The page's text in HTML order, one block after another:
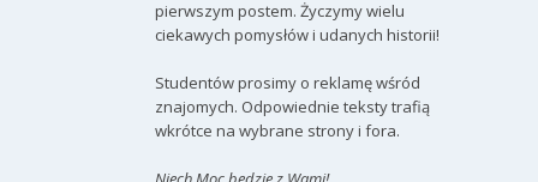
pierwszym postem. Życzymy wielu
ciekawych pomysłów i udanych historii!
Studentów prosimy o reklamę wśród
znajomych. Odpowiednie teksty trafią
wkrótce na wybrane strony i fora.